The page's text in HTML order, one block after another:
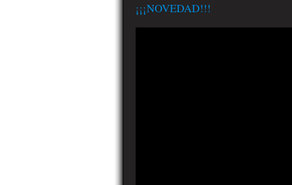
¡¡¡NOVEDAD!!!